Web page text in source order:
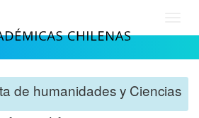
de humanidades y Ciencias